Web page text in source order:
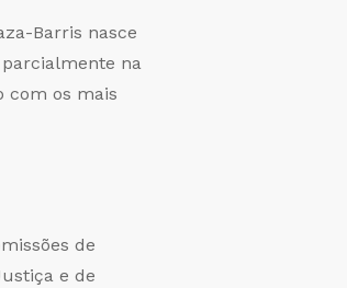
Barris nasce
na
com os mais
de
e de